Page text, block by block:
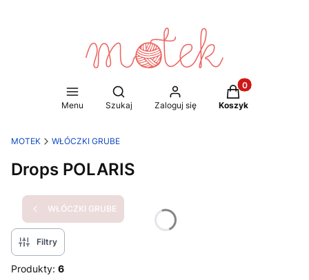
Menu
Otwórz wyszukiwarkę
Szukaj Zaloguj się
Produkty w
Koszyk
MOTEK WŁÓCZKI GRUBE
Drops POLARIS
WŁÓCZKI GRUBE
Filtry
Produkty: 6